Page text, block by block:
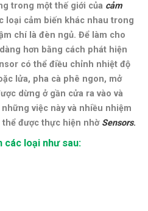
trong một thế giới của cảm
loại cảm biến khác nhau trong
chí là đèn ngủ. Để làm cho
hơn bằng cách phát hiện
có thể điều chỉnh nhiệt độ
lửa, pha cà phê ngon, mở
dừng ở gần cửa ra vào và
việc này và nhiều nhiệm
được thực hiện nhờ Sensors.
các loại như sau: